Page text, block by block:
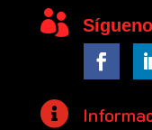

